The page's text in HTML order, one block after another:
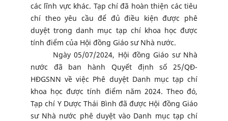
các lĩnh vực khác. Tạp chí đã hoàn thiện các tiêu
chí theo yêu cầu để đủ điều kiện được phê
duyệt trong danh mục tạp chí khoa học được
tính điểm của Hội đồng Giáo sư Nhà nước.
Ngày 05/07/2024, Hội đồng Giáo sư Nhà
nước đã ban hành Quyết định số 25/QĐ-
HĐGSNN về việc Phê duyệt Danh mục tạp chí
khoa học được tính điểm năm 2024. Theo đó,
Tạp chí Y Dược Thái Bình đã được Hội đồng Giáo
sư Nhà nước phê duyệt vào Danh mục tạp chí